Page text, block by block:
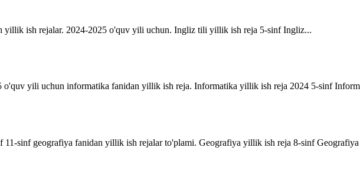
ish rejalar. 2024-2025 o'quv yili uchun. Ingliz tili yillik ish reja 5-sinf Ingliz...
o'quv yili uchun informatika fanidan yillik ish reja. Informatika yillik ish reja 2024 5-sinf
sinf geografiya fanidan yillik ish rejalar to'plami. Geografiya yillik ish reja 8-sinf